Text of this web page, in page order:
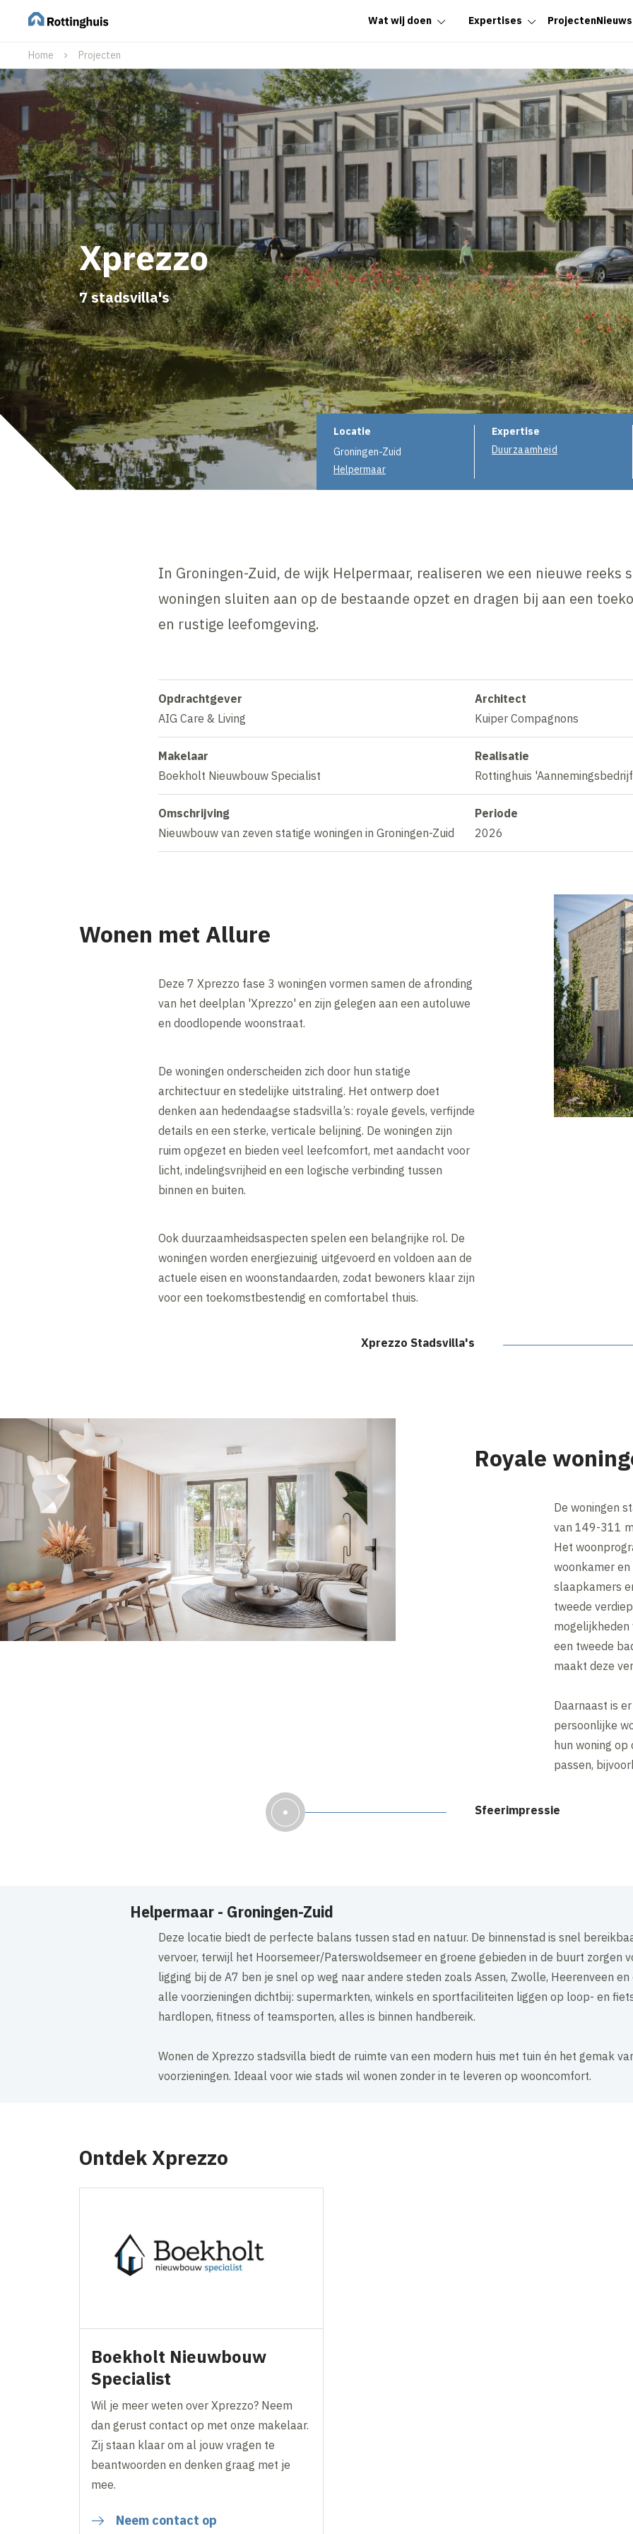
Wat wij doen Expertises ProjectenNieuws
Home Projecten
Xprezzo
7 stadsvilla's
Projectinformatie
Locatie
Groningen-Zuid
Helpermaar
Expertise
Duurzaamheid
In Groningen-Zuid, de wijk Helpermaar, realiseren we een nieuwe reeks
woningen sluiten aan op de bestaande opzet en dragen bij aan een
en rustige leefomgeving.
Opdrachtgever
AIG Care & Living
Architect
Kuiper Compagnons
Makelaar
Boekholt Nieuwbouw Specialist
Realisatie
Rottinghuis
Omschrijving
Nieuwbouw van zeven statige woningen in Groningen-Zuid
Periode
2026
Xprezzo Stadsvilla's
Wonen met Allure
Deze 7 Xprezzo fase 3 woningen vormen samen de afronding
van het deelplan 'Xprezzo' en zijn gelegen aan een autoluwe
en doodlopende woonstraat.
De woningen onderscheiden zich door hun statige
architectuur en stedelijke uitstraling. Het ontwerp doet
denken aan hedendaagse stadsvilla’s: royale gevels, verfijnde
details en een sterke, verticale belijning. De woningen zijn
ruim opgezet en bieden veel leefcomfort, met aandacht voor
licht, indelingsvrijheid en een logische verbinding tussen
binnen en buiten.
Ook duurzaamheidsaspecten spelen een belangrijke rol. De
woningen worden energiezuinig uitgevoerd en voldoen aan de
actuele eisen en woonstandaarden, zodat bewoners klaar zijn
voor een toekomstbestendig en comfortabel thuis.
Sfeerimpressie
Royale
De woningen
van 149-311
Het
woonkamer
slaapkamers
tweede
een tweede
maakt deze
Daarnaast is
persoonlijke
hun woning op
passen,
Helpermaar - Groningen-Zuid
Deze locatie biedt de perfecte balans tussen stad en natuur. De binnenstad is snel
vervoer, terwijl het Hoorsemeer/Paterswoldsemeer en groene gebieden in de buurt zorgen
ligging bij de A7 ben je snel op weg naar andere steden zoals Assen, Zwolle, Heerenveen
alle voorzieningen dichtbij: supermarkten, winkels en sportfaciliteiten liggen op loop- en
hardlopen, fitness of teamsporten, alles is binnen handbereik.
Wonen de Xprezzo stadsvilla biedt de ruimte van een modern huis met tuin én het gemak
voorzieningen. Ideaal voor wie stads wil wonen zonder in te leveren op wooncomfort.
Ontdek Xprezzo
Boekholt Nieuwbouw
Specialist
Wil je meer weten over Xprezzo? Neem
dan gerust contact op met onze makelaar.
Zij staan klaar om al jouw vragen te
beantwoorden en denken graag met je
mee.
Neem contact op